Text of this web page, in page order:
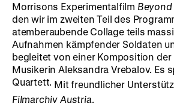
Morrisons Experimentalfilm Beyond
den wir im zweiten Teil des
atemberaubende Collage teils
Aufnahmen kämpfender Soldaten
begleitet von einer Komposition der
Musikerin Aleksandra Vrebalov. Es
Quartett. Mit freundlicher
Filmarchiv Austria.